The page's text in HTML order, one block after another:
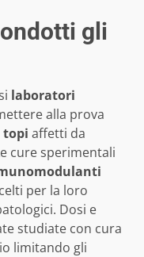
gli
laboratori
alla prova
topi affetti da
cure sperimentali
per la loro
Dosi e
studiate con cura
limitando gli